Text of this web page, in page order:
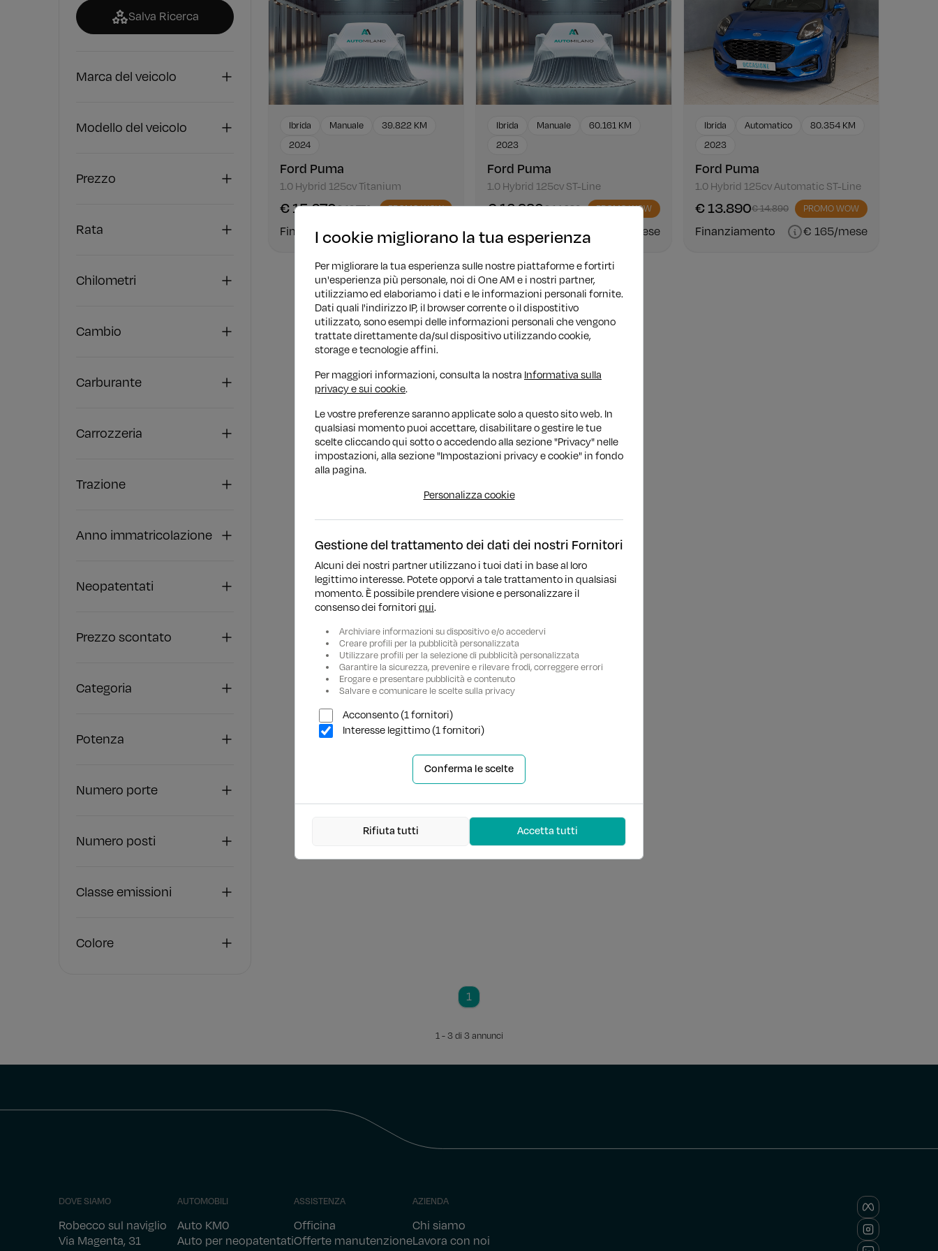
Salva Ricerca
Marca del veicolo
Modello del veicolo
Prezzo
Rata
Chilometri
Cambio
Carburante
Carrozzeria
Trazione
Anno immatricolazione
Neopatentati
Prezzo scontato
Categoria
Potenza
Numero porte
Numero posti
Classe emissioni
Colore
Ibrida Manuale
39.822 KM
2024
Ford Puma
1.0 Hybrid 125cv Titanium
€ 15.270€ 16.770 PROMO WOW
Finanziamento € 179/mese
Ibrida Manuale
60.161 KM
2023
Ford Puma
1.0 Hybrid 125cv ST-Line
€ 13.980€ 14.980 PROMO WOW
Finanziamento € 167/mese
Ibrida Automatico
80.354 KM
2023
Ford Puma
1.0 Hybrid 125cv Automatic ST-Line
€ 13.890€ 14.890 PROMO WOW
Finanziamento € 165/mese
1
1 - 3 di 3 annunci
DOVE SIAMO
Robecco sul naviglio
Via Magenta, 31
AUTOMOBILI
Auto KM0
Auto per neopatentati
ASSISTENZA
Officina
Offerte manutenzione
AZIENDA
Chi siamo
Lavora con noi
I cookie migliorano la tua esperienza
Per migliorare la tua esperienza sulle nostre piattaforme e fortirti
un'esperienza più personale, noi di One AM e i nostri partner,
utilizziamo ed elaboriamo i dati e le informazioni personali fornite.
Dati quali l'indirizzo IP, il browser corrente o il dispostitivo
utilizzato, sono esempi delle informazioni personali che vengono
trattate direttamente da/sul dispositivo utilizzando cookie,
storage e tecnologie affini.
Per maggiori informazioni, consulta la nostra Informativa sulla
privacy e sui cookie.
Le vostre preferenze saranno applicate solo a questo sito web. In
qualsiasi momento puoi accettare, disabilitare o gestire le tue
scelte cliccando qui sotto o accedendo alla sezione "Privacy" nelle
impostazioni, alla sezione "Impostazioni privacy e cookie" in fondo
alla pagina.
Personalizza cookie
Gestione del trattamento dei dati dei nostri Fornitori
Alcuni dei nostri partner utilizzano i tuoi dati in base al loro
legittimo interesse. Potete opporvi a tale trattamento in qualsiasi
momento. È possibile prendere visione e personalizzare il
consenso dei fornitoriqui.
Archiviare informazioni su dispositivo e/o accedervi
Creare profili per la pubblicità personalizzata
Utilizzare profili per la selezione di pubblicità personalizzata
Garantire la sicurezza, prevenire e rilevare frodi, correggere errori
Erogare e presentare pubblicità e contenuto
Salvare e comunicare le scelte sulla privacy
Acconsento (1 fornitori)
Interesse legittimo (1 fornitori)
Conferma le scelte
Rifiuta tutti Accetta tutti